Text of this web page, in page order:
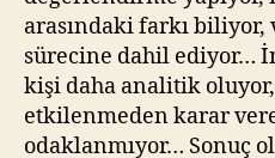
arasındaki farkı
sürecine dahil ediyor…
kişi daha analitik
etkilenmeden karar
odaklanmıyor… Sonuç